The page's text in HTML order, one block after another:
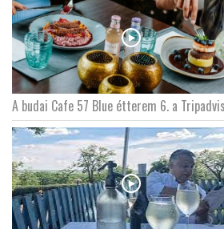
A budai Cafe 57 Blue étterem 6. a